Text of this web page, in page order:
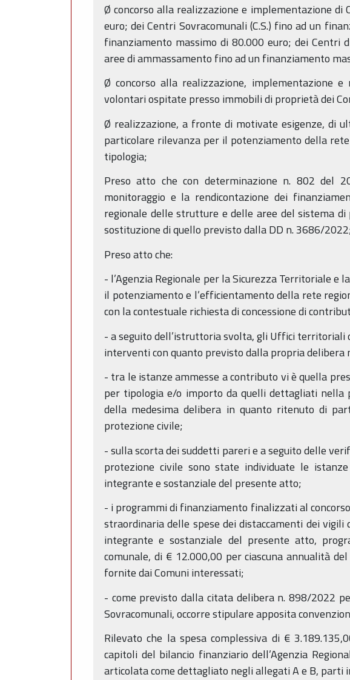
Ø concorso alla realizzazione e implementazione di
euro; dei Centri Sovracomunali (C.S.) fino ad un
finanziamento massimo di 80.000 euro; dei
aree di ammassamento fino ad un finanziamento
Ø concorso alla realizzazione, implementazione
volontari ospitate presso immobili di proprietà dei
Ø realizzazione, a fronte di motivate esigenze, di
particolare rilevanza per il potenziamento della
tipologia;
Preso atto che con determinazione n. 802 del
monitoraggio e la rendicontazione dei
regionale delle strutture e delle aree del sistema
sostituzione di quello previsto dalla DD n. 3686/
Preso atto che:
- l’Agenzia Regionale per la Sicurezza Territoriale e
il potenziamento e l’efficientamento della rete
con la contestuale richiesta di concessione di
- a seguito dell’istruttoria svolta, gli Uffici territoriali
interventi con quanto previsto dalla propria delibera
- tra le istanze ammesse a contributo vi è quella
per tipologia e/o importo da quelli dettagliati
della medesima delibera in quanto ritenuto di
protezione civile;
- sulla scorta dei suddetti pareri e a seguito delle
protezione civile sono state individuate le
integrante e sostanziale del presente atto;
- i programmi di finanziamento finalizzati al
straordinaria delle spese dei distaccamenti dei
integrante e sostanziale del presente atto,
comunale, di € 12.000,00 per ciascuna annualità
fornite dai Comuni interessati;
- come previsto dalla citata delibera n. 898/2022
Sovracomunali, occorre stipulare apposita
Rilevato che la spesa complessiva di €
capitoli del bilancio finanziario dell’Agenzia
articolata come dettagliato negli allegati A e B,